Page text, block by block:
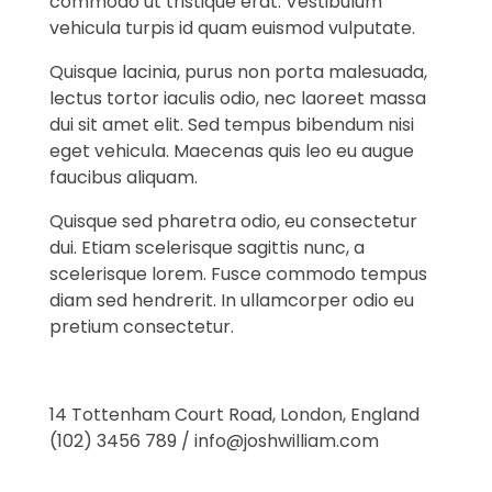
vehicula turpis id quam euismod vulputate.
Quisque lacinia, purus non porta malesuada,
lectus tortor iaculis odio, nec laoreet massa
dui sit amet elit. Sed tempus bibendum nisi
eget vehicula. Maecenas quis leo eu augue
faucibus aliquam.
Quisque sed pharetra odio, eu consectetur
dui. Etiam scelerisque sagittis nunc, a
scelerisque lorem. Fusce commodo tempus
diam sed hendrerit. In ullamcorper odio eu
pretium consectetur.
14 Tottenham Court Road, London, England
(102) 3456 789 / info@joshwilliam.com